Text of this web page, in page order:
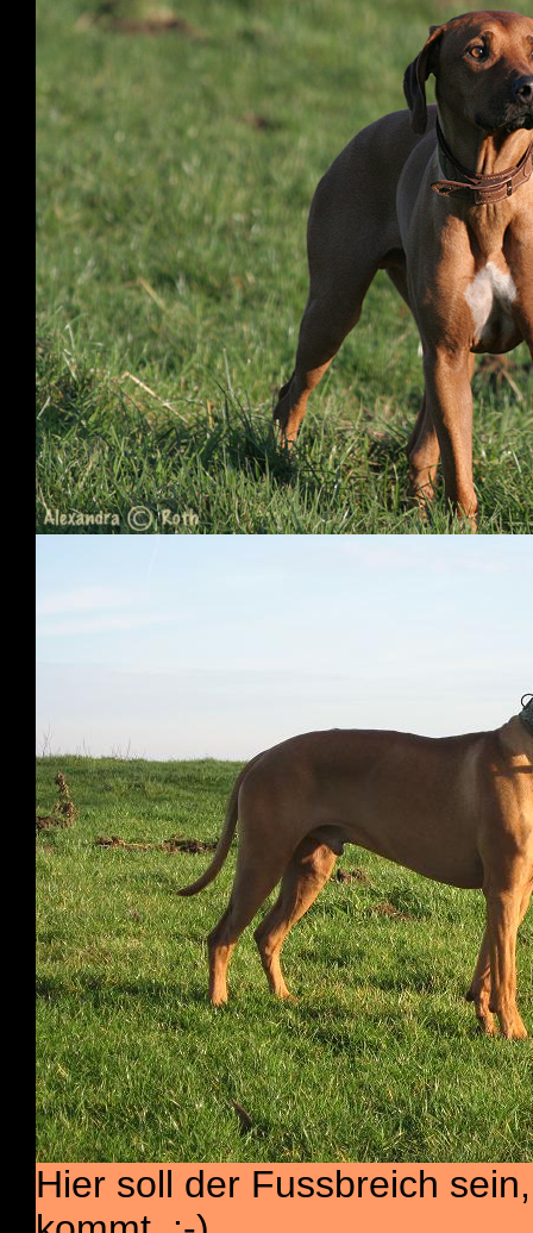
Hier soll der Fussbreich